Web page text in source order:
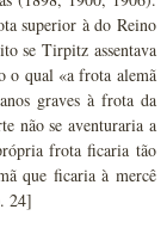
superior à do Reino
se Tirpitz assentava
o qual «a frota alemã
graves à frota da
não se aventuraria a
frota ficaria tão
que ficaria à mercê
24]